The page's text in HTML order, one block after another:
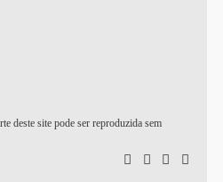
deste site pode ser reproduzida sem